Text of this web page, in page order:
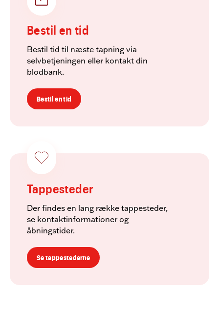
Bestil en tid
Bestil tid til næste tapning via
selvbetjeningen eller kontakt din
blodbank.
Bestil en tid
Tappesteder
Der findes en lang række tappesteder,
se kontaktinformationer og
åbningstider.
Se tappestederne